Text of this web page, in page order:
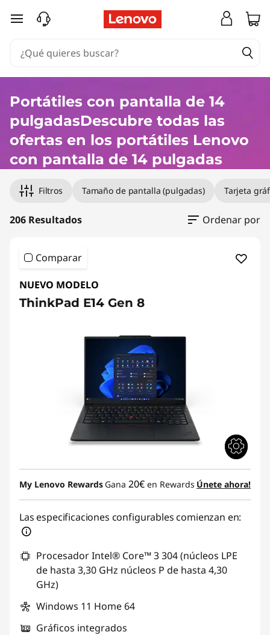
C
p
a
r
o
Ir al contenido principal
Portátiles con pantalla de 14
pulgadasDescubre todas las
ofertas en los portátiles Lenovo
con pantalla de 14 pulgadas
Filtros Tamaño de pantalla (pulgadas) Tarjeta
206 Resultados Ordenar por
Comparar
NUEVO MODELO
ThinkPad E14 Gen 8
My Lenovo Rewards Gana 20€ en Rewards Únete ahora!
Las especificaciones configurables comienzan en:
Procesador Intel® Core™ 3 304 (núcleos LPE
de hasta 3,30 GHz núcleos P de hasta 4,30
GHz)
Windows 11 Home 64
Gráficos integrados